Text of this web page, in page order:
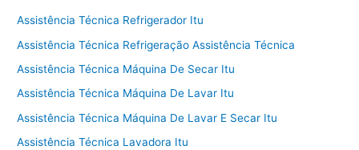
Assistência Técnica Refrigerador Itu
Assistência Técnica Refrigeração Assistência Técnica
Assistência Técnica Máquina De Secar Itu
Assistência Técnica Máquina De Lavar Itu
Assistência Técnica Máquina De Lavar E Secar Itu
Assistência Técnica Lavadora Itu